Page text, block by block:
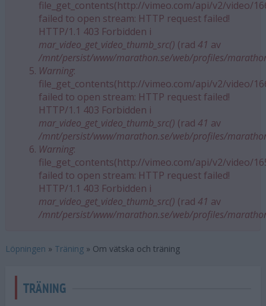
file_get_contents(http://vimeo.com/api/v2/video/
failed to open stream: HTTP request failed!
HTTP/1.1 403 Forbidden i
mar_video_get_video_thumb_src() (rad 41 av
/mnt/persist/www/marathon.se/web/profiles/
Warning:
file_get_contents(http://vimeo.com/api/v2/video/
failed to open stream: HTTP request failed!
HTTP/1.1 403 Forbidden i
mar_video_get_video_thumb_src() (rad 41 av
/mnt/persist/www/marathon.se/web/profiles/
Warning:
file_get_contents(http://vimeo.com/api/v2/video/
failed to open stream: HTTP request failed!
HTTP/1.1 403 Forbidden i
mar_video_get_video_thumb_src() (rad 41 av
/mnt/persist/www/marathon.se/web/profiles/
Löpningen » Träning » Om vätska och träning
TRÄNING